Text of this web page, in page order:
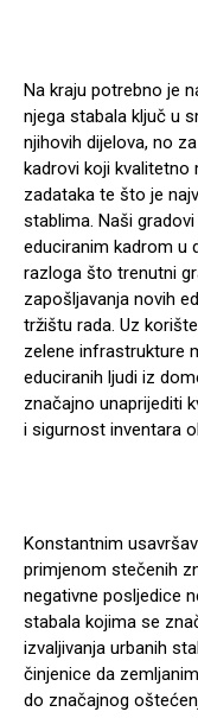
Na kraju potrebno je
njega stabala ključ u
njihovih dijelova, no
kadrovi koji kvalitetno
zadataka te što je
stablima. Naši
educiranim kadrom u
razloga što trenutni
zapošljavanja novih
tržištu rada. Uz
zelene infrastrukture
educiranih ljudi iz
značajno unaprijediti
i sigurnost inventara
Konstantnim
primjenom stečenih
negativne posljedice
stabala kojima se
izvaljivanja urbanih
činjenice da
do značajnog